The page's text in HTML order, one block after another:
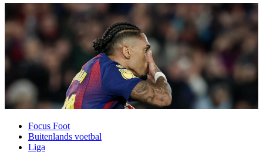
Focus Foot
Buitenlands voetbal
Liga